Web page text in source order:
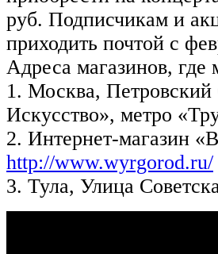
руб. Подписчикам и
приходить почтой с
Адреса магазинов,
1. Москва,
Искусство», метро
2. Интернет-магазин
http://www.wyrgorod.ru/
3. Тула, Улица